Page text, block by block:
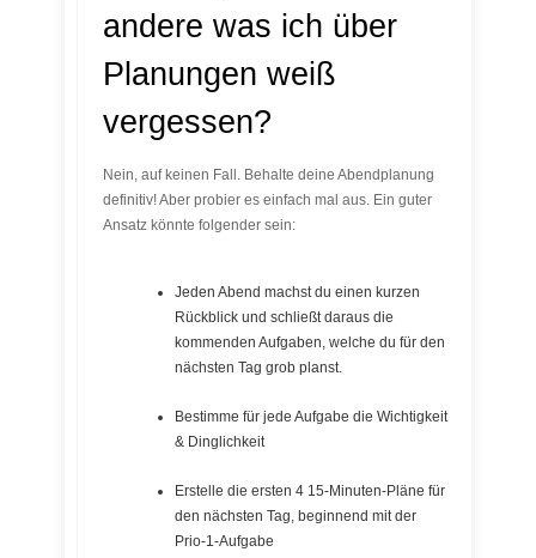
andere was ich über
Planungen weiß
vergessen?
Nein, auf keinen Fall. Behalte deine Abendplanung
definitiv! Aber probier es einfach mal aus. Ein guter
Ansatz könnte folgender sein:
Jeden Abend machst du einen kurzen
Rückblick und schließt daraus die
kommenden Aufgaben, welche du für den
nächsten Tag grob planst.
Bestimme für jede Aufgabe die Wichtigkeit
& Dinglichkeit
Erstelle die ersten 4 15-Minuten-Pläne für
den nächsten Tag, beginnend mit der
Prio-1-Aufgabe